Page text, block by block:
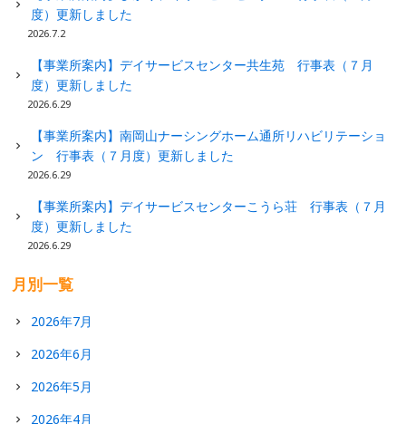
度）更新しました
2026.7.2
【事業所案内】デイサービスセンター共生苑 行事表（７月
度）更新しました
2026.6.29
【事業所案内】南岡山ナーシングホーム通所リハビリテーショ
ン 行事表（７月度）更新しました
2026.6.29
【事業所案内】デイサービスセンターこうら荘 行事表（７月
度）更新しました
2026.6.29
月別一覧
2026年7月
2026年6月
2026年5月
2026年4月